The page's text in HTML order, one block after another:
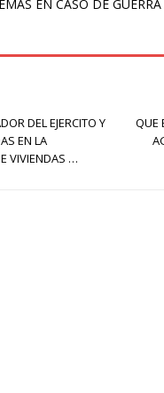
EN CASO DE
DEL EJERCITO Y
EN LA
VIVIENDAS …
QUE